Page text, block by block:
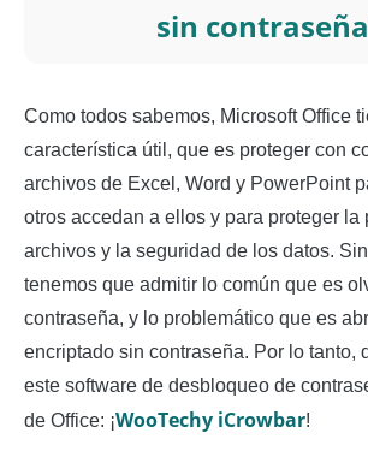
sin
Como todos sabemos, Microsoft Office
característica útil, que es proteger con
archivos de Excel, Word y PowerPoint
otros accedan a ellos y para proteger la
archivos y la seguridad de los datos.
tenemos que admitir lo común que es
contraseña, y lo problemático que es
encriptado sin contraseña. Por lo tanto,
este software de desbloqueo de
de Office: ¡WooTechy iCrowbar!